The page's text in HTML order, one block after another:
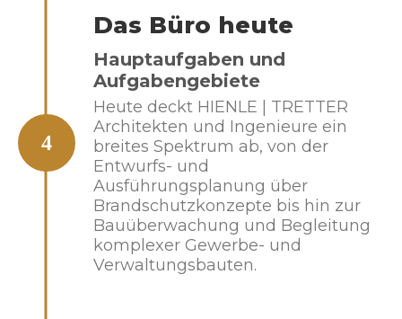
4
Das Büro heute
Hauptaufgaben und
Aufgabengebiete
Heute deckt HIENLE | TRETTER
Architekten und Ingenieure ein
breites Spektrum ab, von der
Entwurfs- und
Ausführungsplanung über
Brandschutzkonzepte bis hin zur
Bauüberwachung und Begleitung
komplexer Gewerbe- und
Verwaltungsbauten.